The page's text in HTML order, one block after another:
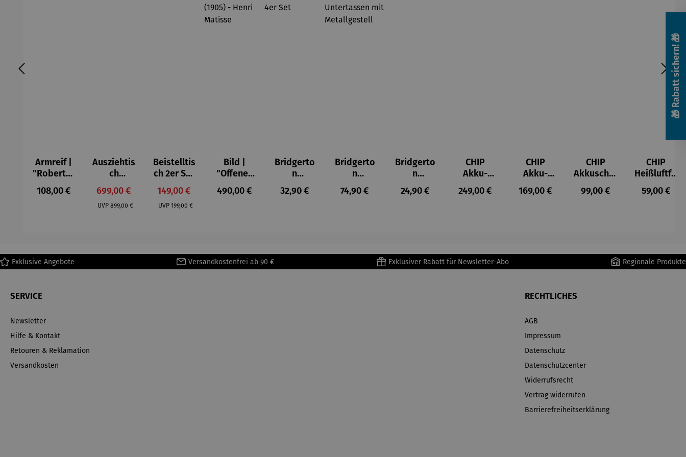
Armreif |
"Roberta"
– Anna
Mütz
Regulärer Preis:
108,00 €
Ausziehtis
ch
Aluminium
– Valor
Verkaufspreis:
699,00 €
UVP Regulärer Preis:
899,00 €
Beistelltis
ch 2er Set
– Dalias
Verkaufspreis:
149,00 €
UVP Regulärer Preis:
199,00 €
Bild |
"Offenes
Fenster in
Collioure"
Regulärer Preis:
490,00 €
Bridgerto
n
Espresso
becher
Regulärer Preis:
32,90 €
Bridgerto
n
Espressot
assen Set
Metallges
Regulärer Preis:
74,90 €
Bridgerto
n
Zuckerdo
se aus
Regulärer Preis:
24,90 €
CHIP
Akku-
Staubsau
ger
Regulärer Preis:
249,00 €
CHIP
Akku-
Staubsau
ger DS02
Regulärer Preis:
169,00 €
CHIP
Akkuschra
uber
Regulärer Preis:
99,00 €
CHIP
Heißluftfri
tteuse
Regulärer
59,00 €
Exklusive Angebote Versandkostenfrei ab 90 € Exklusiver Rabatt für Newsletter-Abo Regionale Produkte
SERVICE
Newsletter
Hilfe & Kontakt
Retouren & Reklamation
Versandkosten
RECHTLICHES
AGB
Impressum
Datenschutz
Datenschutzcenter
Widerrufsrecht
Vertrag widerrufen
Barrierefreiheitserklärung
🎁 Rabatt sichern! 🎁